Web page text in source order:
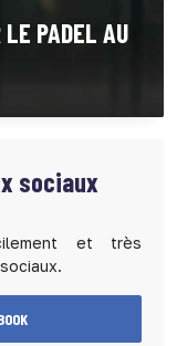
LE PADEL AU
sociaux
et très